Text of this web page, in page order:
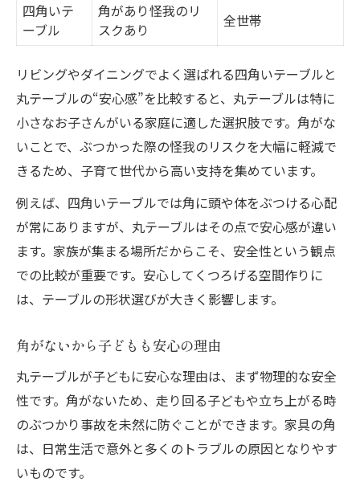
四角いテ
ーブル
角があり怪我のリ
スクあり
全世帯
リビングやダイニングでよく選ばれる四角いテーブルと
丸テーブルの“安心感”を比較すると、丸テーブルは特に
小さなお子さんがいる家庭に適した選択肢です。角がな
いことで、ぶつかった際の怪我のリスクを大幅に軽減で
きるため、子育て世代から高い支持を集めています。
例えば、四角いテーブルでは角に頭や体をぶつける心配
が常にありますが、丸テーブルはその点で安心感が違い
ます。家族が集まる場所だからこそ、安全性という観点
での比較が重要です。安心してくつろげる空間作りに
は、テーブルの形状選びが大きく影響します。
角がないから子どもも安心の理由
丸テーブルが子どもに安心な理由は、まず物理的な安全
性です。角がないため、走り回る子どもや立ち上がる時
のぶつかり事故を未然に防ぐことができます。家具の角
は、日常生活で意外と多くのトラブルの原因となりやす
いものです。